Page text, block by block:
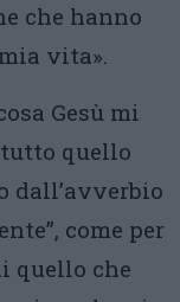
che hanno
vita».
Gesù mi
quello
dall’avverbio
come per
quello che